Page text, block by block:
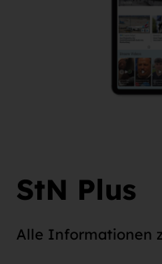
StN Plus
Alle Informationen